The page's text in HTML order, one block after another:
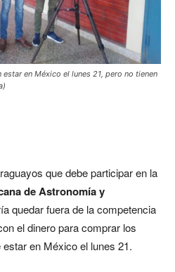
en México el lunes 21, pero no tienen
que debe participar en la
de Astronomía y
quedar fuera de la competencia
el dinero para comprar los
en México el lunes 21.